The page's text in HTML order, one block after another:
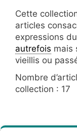
Cette
articles
expressions
autrefois mais
vieillis ou
Nombre
collection : 17